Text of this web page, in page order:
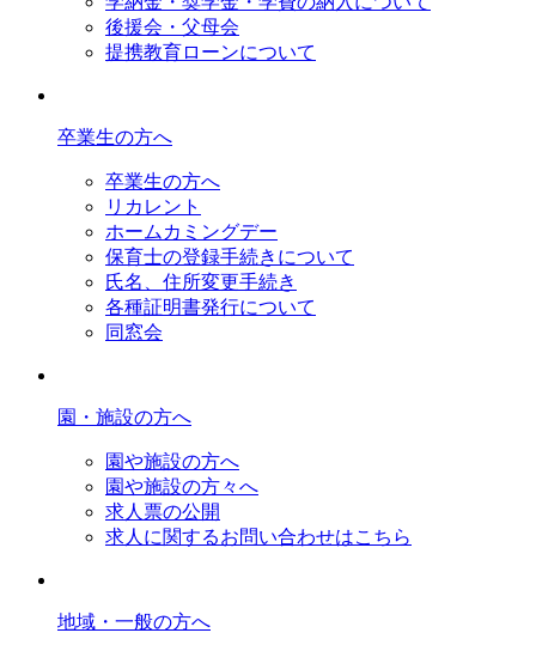
後援会・父母会
提携教育ローンについて
卒業生の方へ
卒業生の方へ
リカレント
ホームカミングデー
保育士の登録手続きについて
氏名、住所変更手続き
各種証明書発行について
同窓会
園・施設の方へ
園や施設の方へ
園や施設の方々へ
求人票の公開
求人に関するお問い合わせはこちら
地域・一般の方へ